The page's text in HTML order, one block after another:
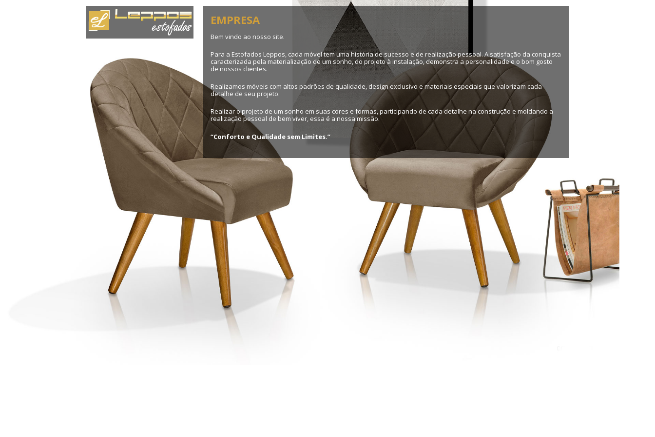
EMPRESA
Bem vindo ao nosso site.
Para a Estofados Leppos, cada móvel tem uma história de sucesso e de realização pessoal. A satisfação da conquista
caracterizada pela materialização de um sonho, do projeto à instalação, demonstra a personalidade e o bom gosto
de nossos clientes.
Realizamos móveis com altos padrões de qualidade, design exclusivo e materiais especiais que valorizam cada
detalhe de seu projeto.
Realizar o projeto de um sonho em suas cores e formas, participando de cada detalhe na construção e moldando a
realização pessoal de bem viver, essa é a nossa missão.
“Conforto e Qualidade sem Limites.”